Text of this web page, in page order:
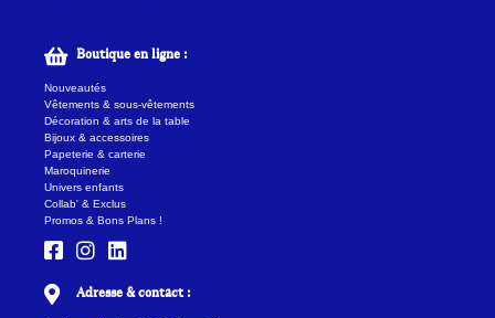
Boutique en ligne :
Nouveautés
Vêtements & sous-vêtements
Décoration & arts de la table
Bijoux & accessoires
Papeterie & carterie
Maroquinerie
Univers enfants
Collab' & Exclus
Promos & Bons Plans !
Adresse & contact :